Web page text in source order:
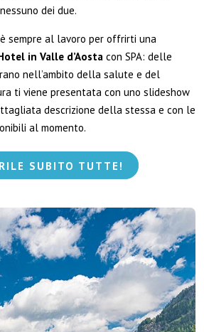
dei due.
sempre al lavoro per offrirti una
in Valle d’Aosta con SPA: delle
nell’ambito della salute e del
ti viene presentata con uno slideshow
descrizione della stessa e con le
al momento.
SUBITO TUTTE!